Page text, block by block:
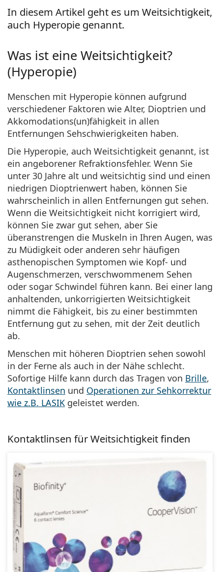
Prada
In diesem Artikel geht es um Weitsichtigkeit,
auch Hyperopie genannt.
Was ist eine Weitsichtigkeit?
(Hyperopie)
Menschen mit Hyperopie können aufgrund
verschiedener Faktoren wie Alter, Dioptrien und
Akkomodations(un)fähigkeit in allen
Entfernungen Sehschwierigkeiten haben.
Die Hyperopie, auch Weitsichtigkeit genannt, ist
ein angeborener Refraktionsfehler. Wenn Sie
unter 30 Jahre alt und weitsichtig sind und einen
niedrigen Dioptrienwert haben, können Sie
wahrscheinlich in allen Entfernungen gut sehen.
Wenn die Weitsichtigkeit nicht korrigiert wird,
können Sie zwar gut sehen, aber Sie
überanstrengen die Muskeln in Ihren Augen, was
zu Müdigkeit oder anderen sehr häufigen
asthenopischen Symptomen wie Kopf- und
Augenschmerzen, verschwommenem Sehen
oder sogar Schwindel führen kann. Bei einer lang
anhaltenden, unkorrigierten Weitsichtigkeit
nimmt die Fähigkeit, bis zu einer bestimmten
Entfernung gut zu sehen, mit der Zeit deutlich
ab.
Menschen mit höheren Dioptrien sehen sowohl
in der Ferne als auch in der Nähe schlecht.
Sofortige Hilfe kann durch das Tragen von Brille,
Kontaktlinsen und Operationen zur Sehkorrektur
wie z.B. LASIK geleistet werden.
Kontaktlinsen für Weitsichtigkeit finden